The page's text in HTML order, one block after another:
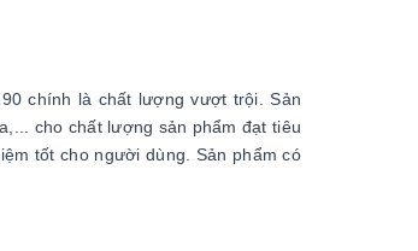
chính là chất lượng vượt trội. Sản
cho chất lượng sản phẩm đạt tiêu
tốt cho người dùng. Sản phẩm có